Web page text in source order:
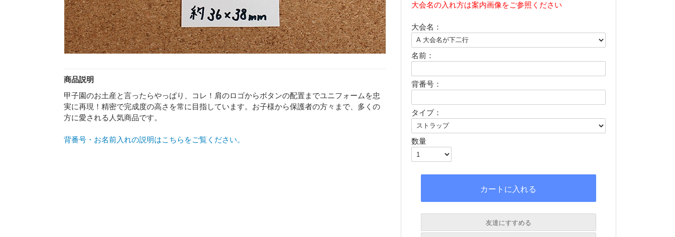
商品説明
甲子園のお土産と言ったらやっぱり、コレ！肩のロゴからボタンの配置までユニフォームを忠
実に再現！精密で完成度の高さを常に目指しています。お子様から保護者の方々まで、多くの
方に愛される人気商品です。
背番号・お名前入れの説明はこちらをご覧ください。
大会名の入れ方は案内画像をご参照ください
大会名：
名前：
背番号：
タイプ：
数量
友達にすすめる